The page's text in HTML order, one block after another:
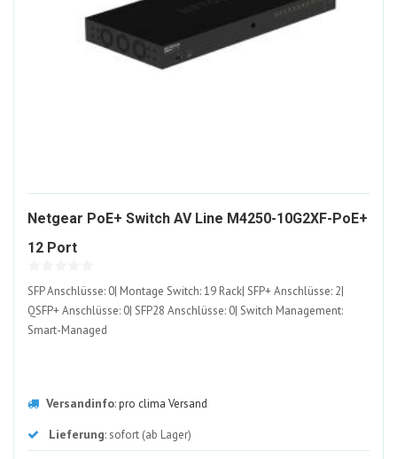
Netgear PoE+ Switch AV Line M4250-10G2XF-PoE+
12 Port1117568-
SFP Anschlüsse: 0| Montage Switch: 19 Rack| SFP+ Anschlüsse: 2|
QSFP+ Anschlüsse: 0| SFP28 Anschlüsse: 0| Switch Management:
Smart-Managed
Versandinfo:pro clima Versand
Lieferung: sofort (ab Lager)